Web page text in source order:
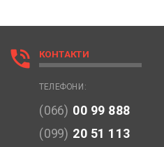
phone_in_talk КОНТАКТИ
ТЕЛЕФОНИ:
(066) 00 99 888
(099) 20 51 113